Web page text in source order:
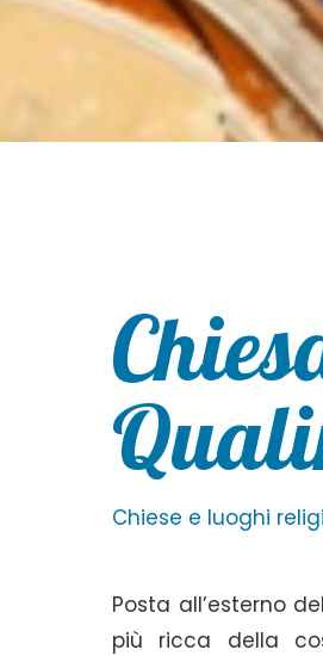
Chiese e luoghi
Posta all’esterno
più ricca della